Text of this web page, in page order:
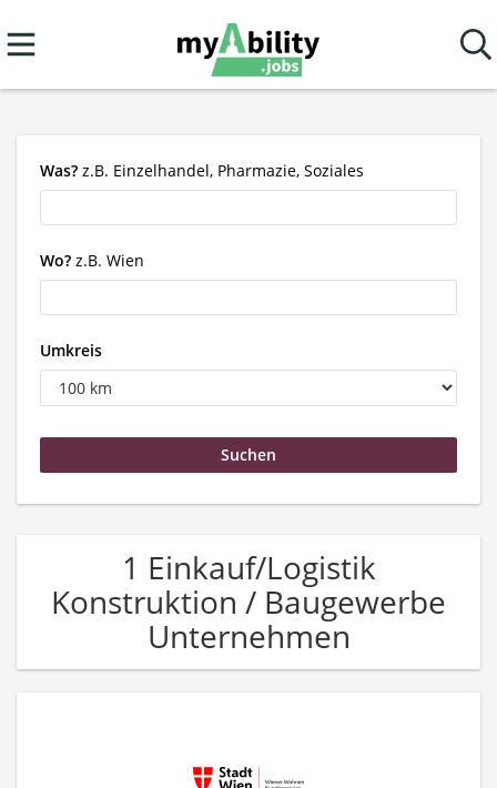
Was? z.B. Einzelhandel, Pharmazie, Soziales
Wo? z.B. Wien
Umkreis
1 Einkauf/Logistik
Konstruktion / Baugewerbe
Unternehmen